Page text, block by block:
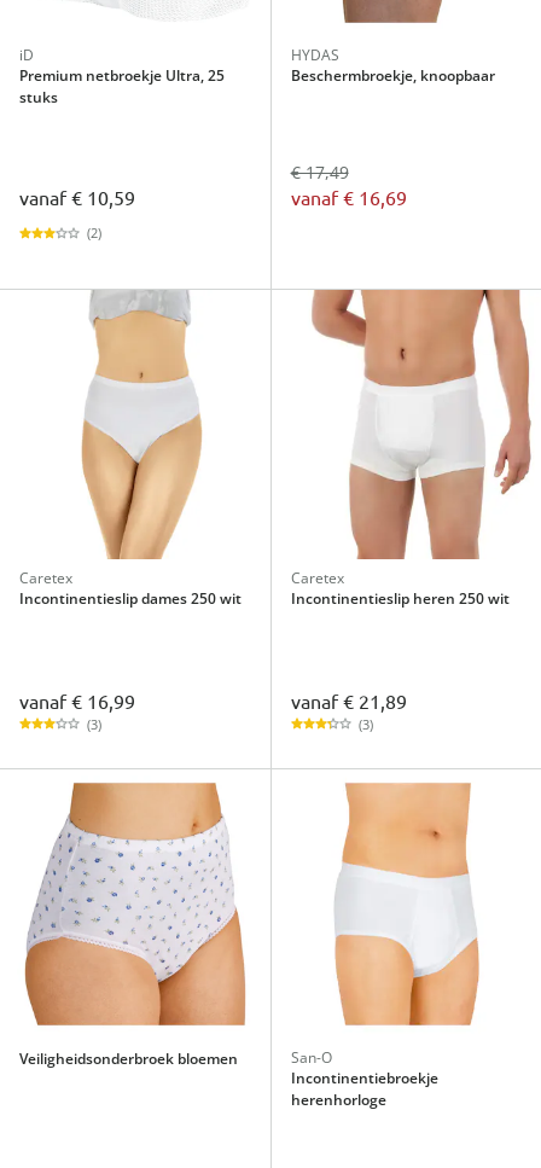
iD
Premium netbroekje Ultra, 25
stuks
vanaf€ 10,59
(2)
HYDAS
Beschermbroekje, knoopbaar
€ 17,49
vanaf€ 16,69
Caretex
Incontinentieslip dames 250 wit
vanaf€ 16,99
(3)
Caretex
Incontinentieslip heren 250 wit
vanaf€ 21,89
(3)
Veiligheidsonderbroek bloemen
San-O
Incontinentiebroekje
herenhorloge